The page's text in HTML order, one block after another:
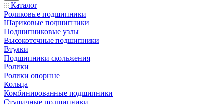
Каталог
Роликовые подшипники
Шариковые подшипники
Подшипниковые узлы
Высокоточные подшипники
Втулки
Подшипники скольжения
Ролики
Ролики опорные
Кольца
Комбинированные подшипники
Ступичные подшипники